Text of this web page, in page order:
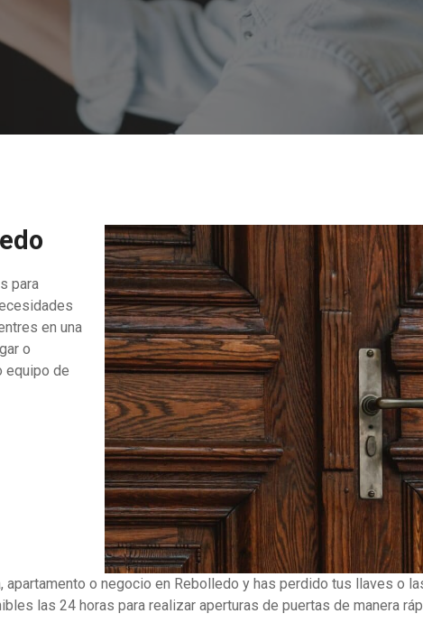
para
en una
o
equipo de
apartamento o negocio en Rebolledo y has perdido tus llaves o
las 24 horas para realizar aperturas de puertas de manera